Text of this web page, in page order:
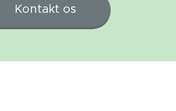
Kontakt os